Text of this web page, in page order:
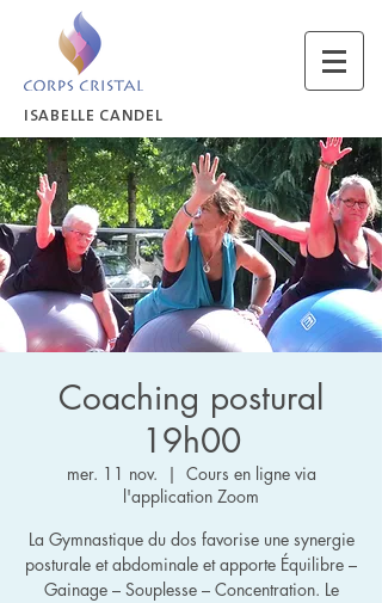
ISABELLE CANDEL
Coaching postural
19h00
mer. 11 nov.
  |
Cours en ligne via
l'application Zoom
La Gymnastique du dos favorise une synergie
posturale et abdominale et apporte Équilibre –
Gainage – Souplesse – Concentration. Le